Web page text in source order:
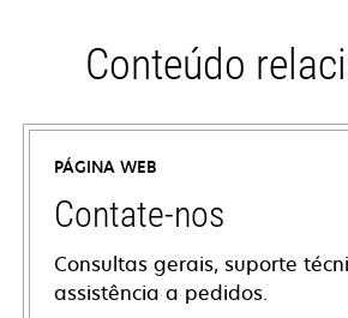
Conteúdo
PÁGINA WEB
Contate-nos
Consultas gerais, suporte
assistência a pedidos.